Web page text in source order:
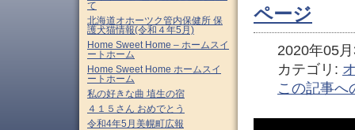
ページ
2020年05
カテゴリ:
この記事へ
て
北海道オホーツク管内保健所 保
護犬猫情報(令和４年5月)
Home Sweet Home – ホームスイ
ートホーム
Home Sweet Home ホームスイ
ートホーム
私の好きな曲 埴生の宿
４１５さん おめでとう
令和4年5月美幌町広報